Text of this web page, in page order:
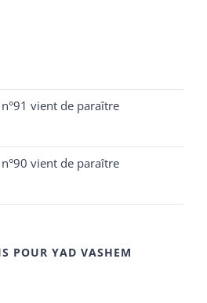
vient de paraître
vient de paraître
POUR YAD VASHEM